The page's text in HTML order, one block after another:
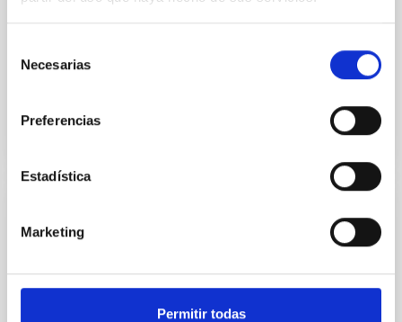
Necesarias
Preferencias
Estadística
Marketing
Permitir todas
Científica (UC3) del IAC. Para acceder a esta visita es
necesario rellenar el siguiente formulario que se abre
El IAC participa en el mayor estudio de la
Vía Láctea sobre estrellas fugitivas
masivas